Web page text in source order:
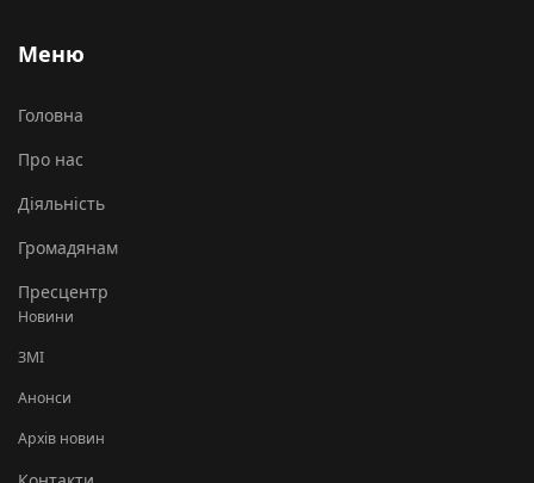
Меню
Головна
Про нас
Діяльність
Громадянам
Пресцентр
Новини
ЗМІ
Анонси
Архів новин